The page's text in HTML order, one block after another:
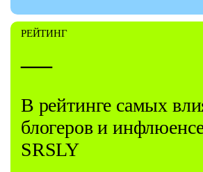
РЕЙТИНГ
—
В рейтинге самых
блогеров и
SRSLY